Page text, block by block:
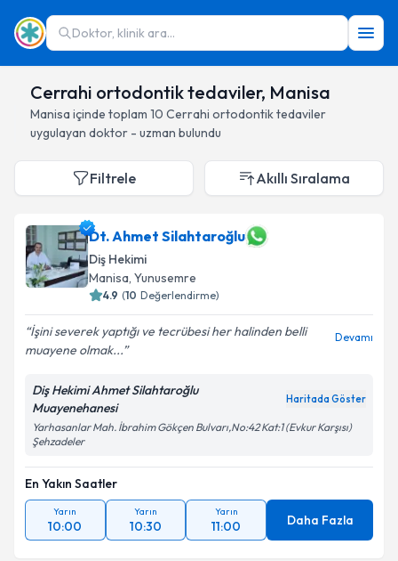
Doktor, klinik ara...
Cerrahi ortodontik tedaviler, Manisa
Manisa içinde toplam 10 Cerrahi ortodontik tedaviler
uygulayan doktor - uzman bulundu
Filtrele Akıllı Sıralama
Dt. Ahmet Silahtaroğlu
Diş Hekimi
Manisa, Yunusemre
4.9 (10 Değerlendirme)
İşini severek yaptığı ve tecrübesi her halinden belli
muayene olmak...
Devamı
Diş Hekimi Ahmet Silahtaroğlu
Muayenehanesi
Haritada Göster
Yarhasanlar Mah. İbrahim Gökçen Bulvarı,No:42 Kat:1 (Evkur Karşısı)
Şehzadeler
En Yakın Saatler
Yarın
10:00
Yarın
10:30
Yarın
11:00 Daha Fazla